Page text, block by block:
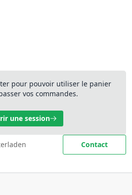
pour pouvoir utiliser le panier
vos commandes.
une session
Contact